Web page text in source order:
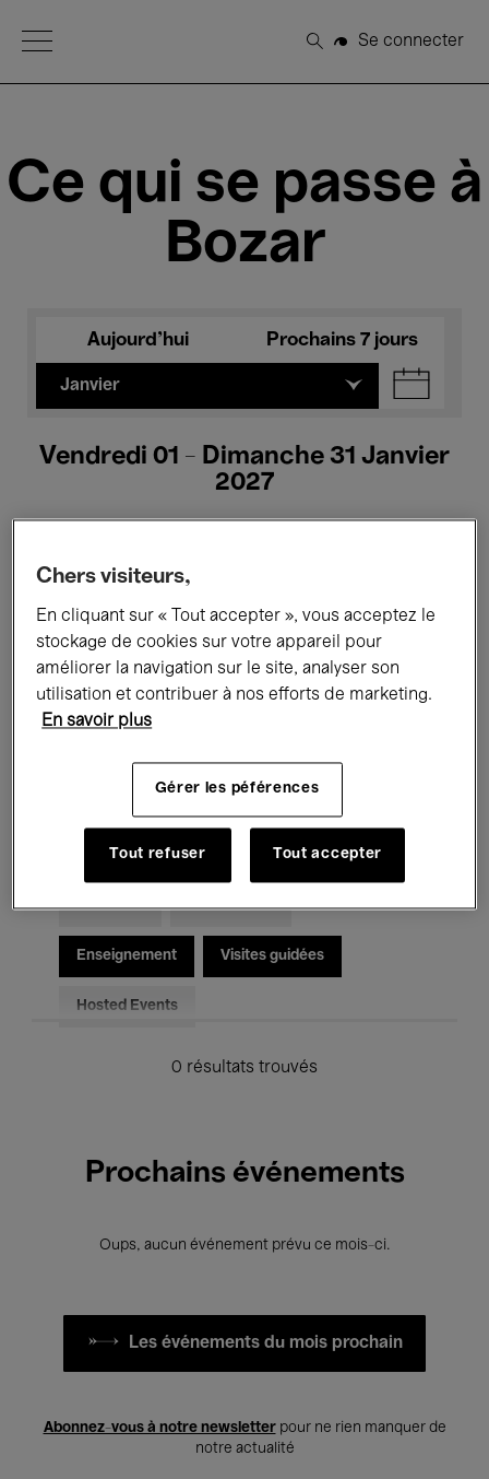
Open Menu
Rechercher
Se connecter
Ce qui se passe à
Bozar
Aujourd'hui Prochains 7 jours
Janvier
Vendredi 01 - Dimanche 31 Janvier
2027
Tous les événements Concerts
Expositions Films Performances
Rencontres & Débats
Musique classique Global Music
Musique électronique
Pour tous Kids’ Palace
Enseignement Visites guidées
Hosted Events
0 résultats trouvés
Prochains événements
Oups, aucun événement prévu ce mois-ci.
Les événements du mois prochain
Abonnez-vous à notre newsletterpour ne rien manquer de
notre actualité
Chers visiteurs,
En cliquant sur « Tout accepter », vous acceptez le
stockage de cookies sur votre appareil pour
améliorer la navigation sur le site, analyser son
utilisation et contribuer à nos efforts de marketing.
En savoir plus
Gérer les péférences
Tout refuser Tout accepter